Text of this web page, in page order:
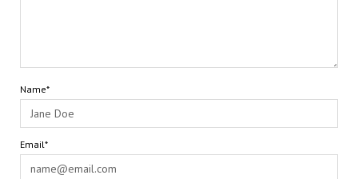
Name*
Email*